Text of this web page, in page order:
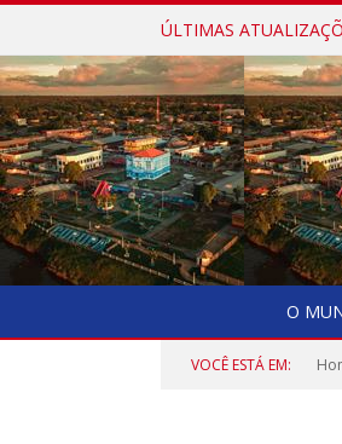
ÚLTIMAS
O
VOCÊ ESTÁ EM: